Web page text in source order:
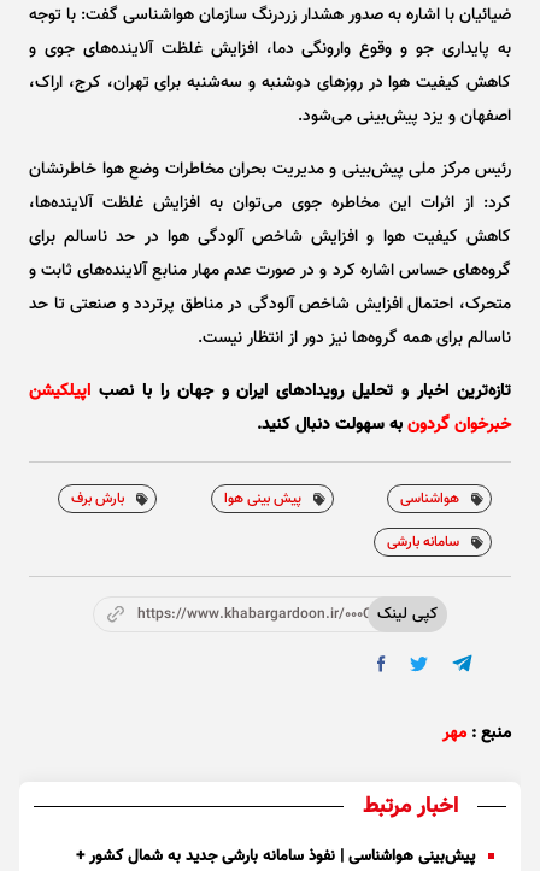
ضیائیان با اشاره به صدور هشدار زردرنگ سازمان هواشناسی گفت: با توجه
به پایداری جو و وقوع وارونگی دما، افزایش غلظت آلاینده‌های جوی و
کاهش کیفیت هوا در روز‌های دوشنبه و سه‌شنبه برای تهران، کرج، اراک،
اصفهان و یزد پیش‌بینی می‌شود.
رئیس مرکز ملی پیش‌بینی و مدیریت بحران مخاطرات وضع هوا خاطرنشان
کرد: از اثرات این مخاطره جوی می‌توان به افزایش غلظت آلاینده‌ها،
کاهش کیفیت هوا و افزایش شاخص آلودگی هوا در حد ناسالم برای
گروه‌های حساس اشاره کرد و در صورت عدم مهار منابع آلاینده‌های ثابت و
متحرک، احتمال افزایش شاخص آلودگی در مناطق پرتردد و صنعتی تا حد
ناسالم برای همه گروه‌ها نیز دور از انتظار نیست.
تازه‌ترین اخبار و تحلیل‌ رویدادهای ایران و جهان را با نصب اپیلکیشن
خبرخوان گردونبه سهولت دنبال کنید.
هواشناسی پیش بینی هوا
بارش برف
سامانه بارشی
کپی لینکhttps://www.khabargardoon.ir/000Opg
منبع : مهر
اخبار مرتبط
پیش‌بینی هواشناسی | نفوذ سامانه بارشی جدید به شمال کشور +